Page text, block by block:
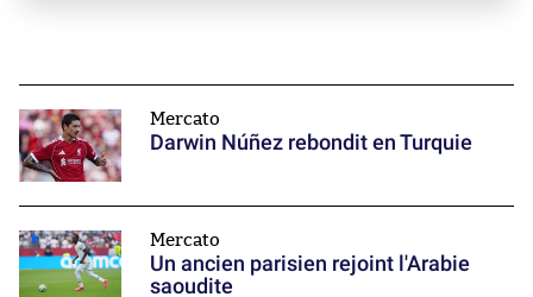
Mercato
Darwin Núñez rebondit en Turquie
Mercato
Un ancien parisien rejoint l'Arabie
saoudite